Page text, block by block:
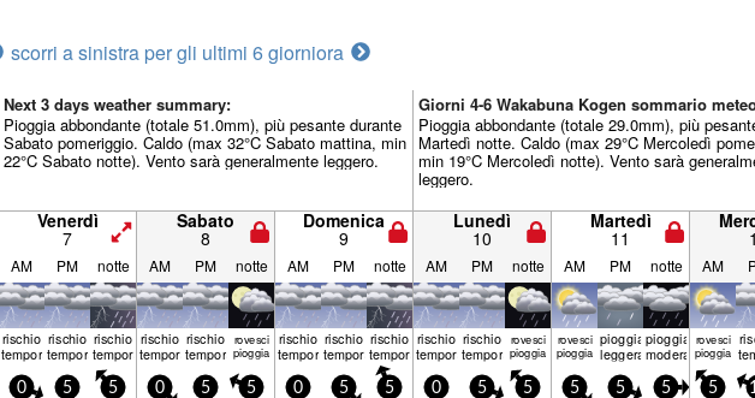
scorri a sinistra per gli ultimi 6 giorniora
Next 3 days weather summary:
Pioggia abbondante (totale 51.0mm), più pesante durante
Sabato pomeriggio. Caldo (max 32°C Sabato mattina, min
22°C Sabato notte). Vento sarà generalmente leggero.
Giorni 4-6 Wakabuna Kogen sommario
Pioggia abbondante (totale 29.0mm), più
Martedì notte. Caldo (max 29°C Mercoledì
min 19°C Mercoledì notte). Vento sarà
leggero.
Venerdì
7
Sabato
8
Domenica
9
Lunedì
10
Martedì
11
AM PM notte AM PM notte AM PM notte AM PM notte AM PM notte AM
rischio
temporale
rischio
temporale
rischio
temporale
rischio
temporale
rischio
temporale
rovesci
pioggia
rischio
temporale
rischio
temporale
rischio
temporale
rischio
temporale
rischio
temporale
rovesci
pioggia
rovesci
pioggia
pioggia
leggera
pioggia
moderata
rovesci
pioggia
0 5 5 0 5 5 0 5 5 0 5 5 5 5 5 5